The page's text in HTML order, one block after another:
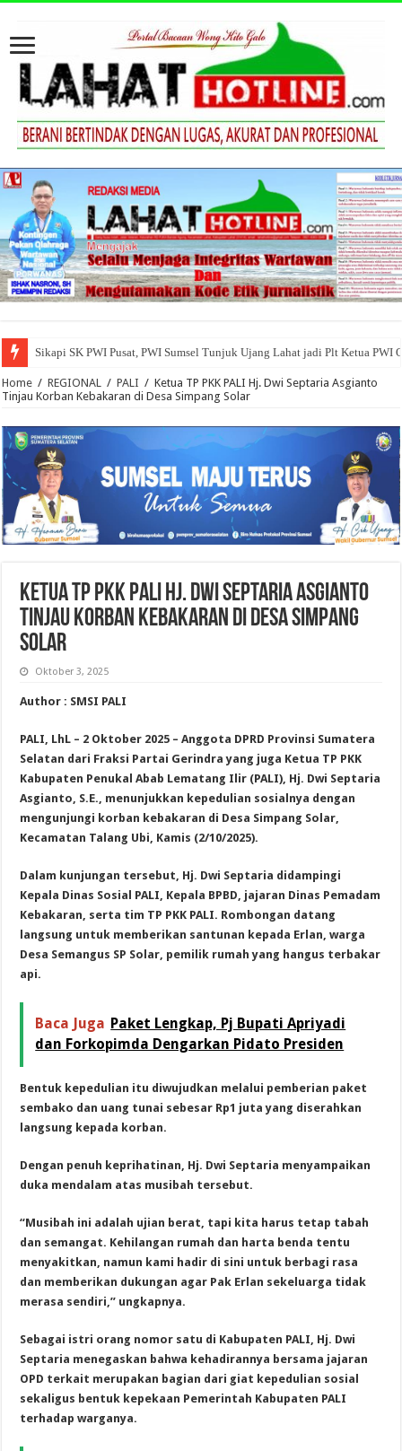
Sikapi SK PWI Pusat, PWI Sumsel Tunjuk Ujang Lahat jadi Plt Ketua PWI
Home / REGIONAL / PALI / Ketua TP PKK PALI Hj. Dwi Septaria Asgianto
Tinjau Korban Kebakaran di Desa Simpang Solar
Ketua TP PKK PALI Hj. Dwi Septaria Asgianto
Tinjau Korban Kebakaran di Desa Simpang
Solar
Oktober 3, 2025
Author : SMSI PALI
PALI, LhL – 2 Oktober 2025 – Anggota DPRD Provinsi Sumatera
Selatan dari Fraksi Partai Gerindra yang juga Ketua TP PKK
Kabupaten Penukal Abab Lematang Ilir (PALI), Hj. Dwi Septaria
Asgianto, S.E., menunjukkan kepedulian sosialnya dengan
mengunjungi korban kebakaran di Desa Simpang Solar,
Kecamatan Talang Ubi, Kamis (2/10/2025).
Dalam kunjungan tersebut, Hj. Dwi Septaria didampingi
Kepala Dinas Sosial PALI, Kepala BPBD, jajaran Dinas Pemadam
Kebakaran, serta tim TP PKK PALI. Rombongan datang
langsung untuk memberikan santunan kepada Erlan, warga
Desa Semangus SP Solar, pemilik rumah yang hangus terbakar
api.
Baca Juga Paket Lengkap, Pj Bupati Apriyadi
dan Forkopimda Dengarkan Pidato Presiden
Bentuk kepedulian itu diwujudkan melalui pemberian paket
sembako dan uang tunai sebesar Rp1 juta yang diserahkan
langsung kepada korban.
Dengan penuh keprihatinan, Hj. Dwi Septaria menyampaikan
duka mendalam atas musibah tersebut.
“Musibah ini adalah ujian berat, tapi kita harus tetap tabah
dan semangat. Kehilangan rumah dan harta benda tentu
menyakitkan, namun kami hadir di sini untuk berbagi rasa
dan memberikan dukungan agar Pak Erlan sekeluarga tidak
merasa sendiri,” ungkapnya.
Sebagai istri orang nomor satu di Kabupaten PALI, Hj. Dwi
Septaria menegaskan bahwa kehadirannya bersama jajaran
OPD terkait merupakan bagian dari giat kepedulian sosial
sekaligus bentuk kepekaan Pemerintah Kabupaten PALI
terhadap warganya.